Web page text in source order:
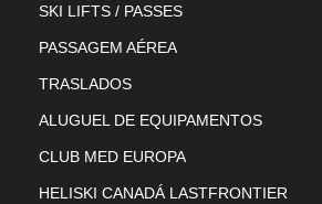
SKI LIFTS / PASSES
PASSAGEM AÉREA
TRASLADOS
ALUGUEL DE EQUIPAMENTOS
CLUB MED EUROPA
HELISKI CANADÁ LASTFRONTIER